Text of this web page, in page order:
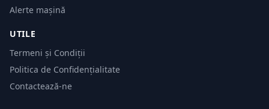
Alerte mașină
UTILE
Termeni și Condiții
Politica de Confidențialitate
Contactează-ne